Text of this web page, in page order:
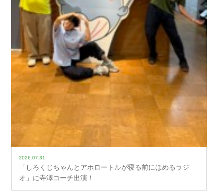
2026.07.31
「しろくじちゃんとアホロートルが寝る前にほめるラジ
オ」に寺澤コーチ出演！